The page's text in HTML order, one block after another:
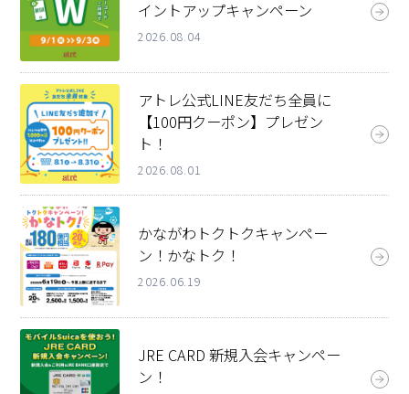
イントアップキャンペーン
2026.08.04
アトレ公式LINE友だち全員に
【100円クーポン】プレゼン
ト！
2026.08.01
かながわトクトクキャンペー
ン！かなトク！
2026.06.19
JRE CARD 新規入会キャンペー
ン！